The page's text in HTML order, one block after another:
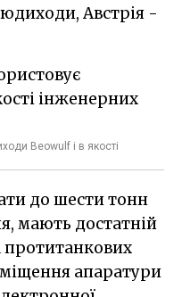
Австрія -
Beowulf і в якості
до шести тонн
мають достатній
протитанкових
апаратури